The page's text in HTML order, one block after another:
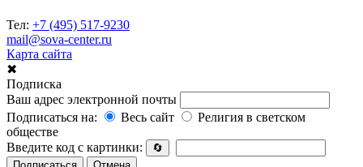
Тел: +7 (495) 517-9230
mail@sova-center.ru
Карта сайта
✖
Подписка
Ваш адрес электронной почты
Подписаться на:
Весь сайт
Религия в светском
обществе
Введите код с картинки:
🔄